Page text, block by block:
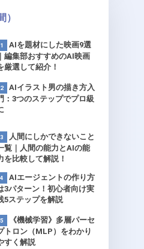
）
AIを題材にした映画9選
｜編集部おすすめのAI映画
厳選して紹介！
AIイラスト男の描き方入
：3つのステップでプロ級
人間にしかできないこと
覧｜人間の能力とAIの能
を比較して解説！
AIエージェントの作り方
3パターン！初心者向け実
5ステップを解説
《機械学習》多層パーセ
トロン（MLP）をわかり
すく解説